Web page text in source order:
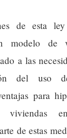
de esta
modelo de
a las
del uso
para
viviendas
de estas